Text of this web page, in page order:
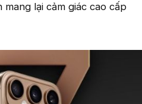
lại cảm giác cao cấp